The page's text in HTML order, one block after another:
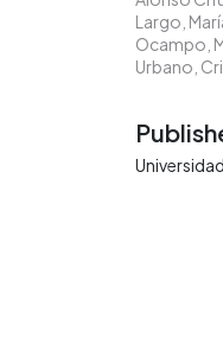
Largo,
Ocampo,
Urbano,